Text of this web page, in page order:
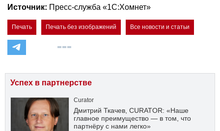
Источник: Пресс-служба «1С:Хомнет»
Печать Печать без изображений Все новости и статьи
Успех в партнерстве
Curator
Дмитрий Ткачев, CURATOR: «Наше
главное преимущество — в том, что
партнёру с нами легко»